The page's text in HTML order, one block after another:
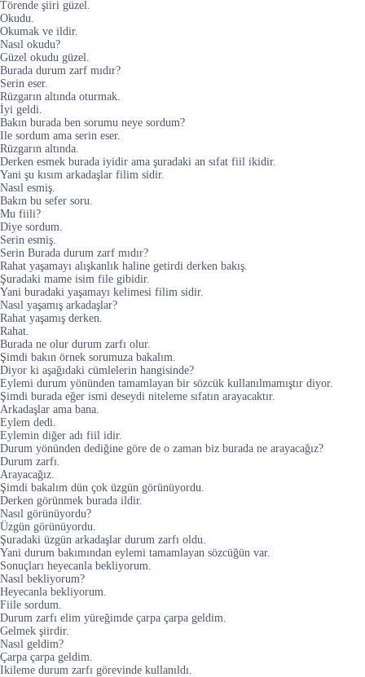
Törende şiiri güzel.
Okudu.
Okumak ve ildir.
Nasıl okudu?
Güzel okudu güzel.
Burada durum zarf mıdır?
Serin eser.
Rüzgarın altında oturmak.
İyi geldi.
Bakın burada ben sorumu neye sordum?
Ile sordum ama serin eser.
Rüzgarın altında.
Derken esmek burada iyidir ama şuradaki an sıfat fiil ikidir.
Yani şu kısım arkadaşlar filim sidir.
Nasıl esmiş.
Bakın bu sefer soru.
Mu fiili?
Diye sordum.
Serin esmiş.
Serin Burada durum zarf mıdır?
Rahat yaşamayı alışkanlık haline getirdi derken bakış.
Şuradaki mame isim file gibidir.
Yani buradaki yaşamayı kelimesi filim sidir.
Nasıl yaşamış arkadaşlar?
Rahat yaşamış derken.
Rahat.
Burada ne olur durum zarfı olur.
Şimdi bakın örnek sorumuza bakalım.
Diyor ki aşağıdaki cümlelerin hangisinde?
Eylemi durum yönünden tamamlayan bir sözcük kullanılmamıştır diyor.
Şimdi burada eğer ismi deseydi niteleme sıfatın arayacaktır.
Arkadaşlar ama bana.
Eylem dedi.
Eylemin diğer adı fiil idir.
Durum yönünden dediğine göre de o zaman biz burada ne arayacağız?
Durum zarfı.
Arayacağız.
Şimdi bakalım dün çok üzgün görünüyordu.
Derken görünmek burada ildir.
Nasıl görünüyordu?
Üzgün görünüyordu.
Şuradaki üzgün arkadaşlar durum zarfı oldu.
Yani durum bakımından eylemi tamamlayan sözcüğün var.
Sonuçları heyecanla bekliyorum.
Nasıl bekliyorum?
Heyecanla bekliyorum.
Fiile sordum.
Durum zarfı elim yüreğimde çarpa çarpa geldim.
Gelmek şiirdir.
Nasıl geldim?
Çarpa çarpa geldim.
Ikileme durum zarfı görevinde kullanıldı.